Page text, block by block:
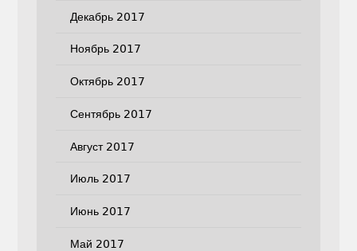
Декабрь 2017
Ноябрь 2017
Октябрь 2017
Сентябрь 2017
Август 2017
Июль 2017
Июнь 2017
Май 2017